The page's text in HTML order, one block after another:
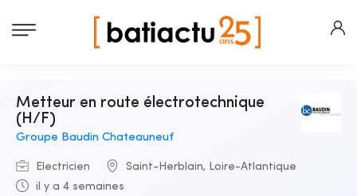
Metteur en route électrotechnique
(H/F)
Groupe Baudin Chateauneuf
Electricien
Saint-Herblain, Loire-Atlantique
il y a 4 semaines